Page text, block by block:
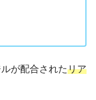
が配合されたリア